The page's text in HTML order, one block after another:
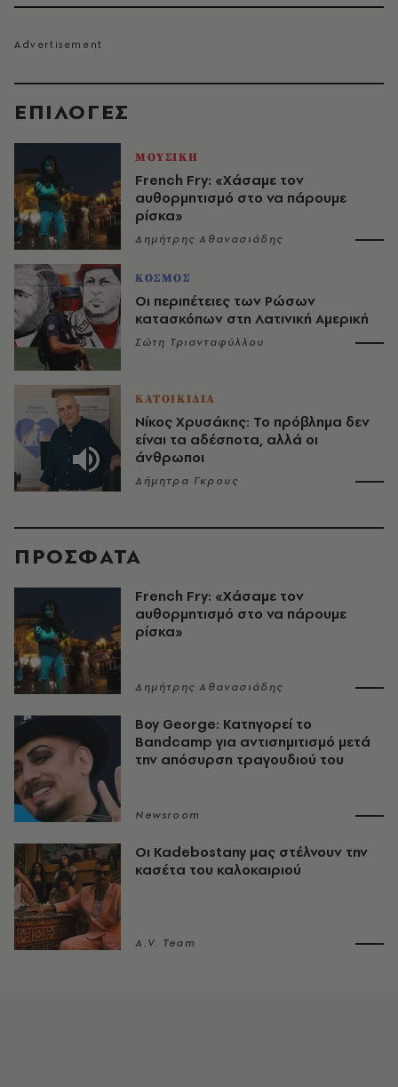
EΠΙΛΟΓΈΣ
ΜΟΥΣΙΚΗ
French Fry: «Χάσαμε τον
αυθορμητισμό στο να πάρουμε
ρίσκα»
Δημήτρης Αθανασιάδης
ΚΟΣΜΟΣ
Οι περιπέτειες των Ρώσων
κατασκόπων στη Λατινική Αμερική
Σώτη Τριανταφύλλου
ΚΑΤΟΙΚΙΔΙΑ
Νίκος Χρυσάκης: Το πρόβλημα δεν
είναι τα αδέσποτα, αλλά οι
άνθρωποι
Δήμητρα Γκρους
ΠΡΟΣΦΑΤΑ
French Fry: «Χάσαμε τον
αυθορμητισμό στο να πάρουμε
ρίσκα»
Δημήτρης Αθανασιάδης
Boy George: Κατηγορεί το
Bandcamp για αντισημιτισμό μετά
την απόσυρση τραγουδιού του
Newsroom
Οι Kadebostany μας στέλνουν την
κασέτα του καλοκαιριού
A.V. Team